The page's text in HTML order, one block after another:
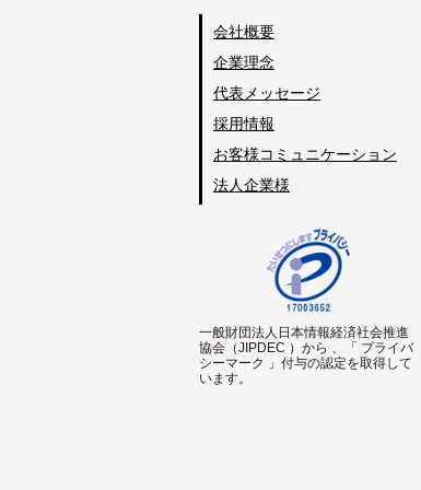
会社概要
企業理念
代表メッセージ
採用情報
お客様コミュニケーション
法人企業様
一般財団法人日本情報経済社会推進
協会（JIPDEC ）から 、「 プライバ
シーマーク 」付与の認定を取得して
います。